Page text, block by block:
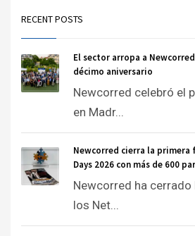
RECENT POSTS
El sector arropa a
décimo aniversario
Newcorred celebró el
en Madr...
Newcorred cierra la primera
Days 2026 con más de 600
Newcorred ha
los Net...